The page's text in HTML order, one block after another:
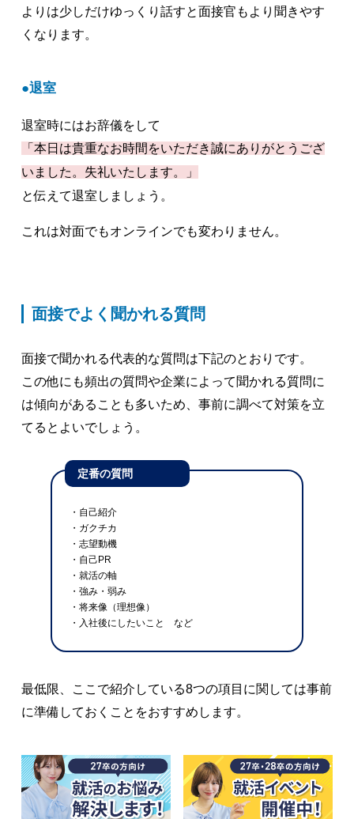
よりは少しだけゆっくり話すと面接官もより聞きやす
くなります。
退室
退室時にはお辞儀をして
「本日は貴重なお時間をいただき誠にありがとうござ
いました。失礼いたします。」
と伝えて退室しましょう。
これは対面でもオンラインでも変わりません。
面接でよく聞かれる質問
面接で聞かれる代表的な質問は下記のとおりです。
この他にも頻出の質問や企業によって聞かれる質問に
は傾向があることも多いため、事前に調べて対策を立
てるとよいでしょう。
定番の質問
・自己紹介
・ガクチカ
・志望動機
・自己PR
・就活の軸
・強み・弱み
・将来像（理想像）
・入社後にしたいこと など
最低限、ここで紹介している8つの項目に関しては事前
に準備しておくことをおすすめします。